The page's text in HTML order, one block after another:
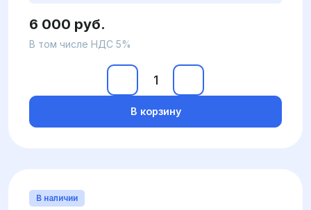
6 000 руб.
В том числе НДС 5%
В корзину
В наличии